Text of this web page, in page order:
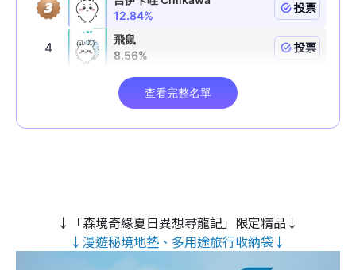
↓「森境奇緣夏日異想尋龍記」限定精品↓
↓漫遊秘境地墊、多用途旅行收納袋↓